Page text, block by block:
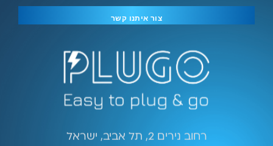
רחוב נירים 2, תל אביב, ישראל